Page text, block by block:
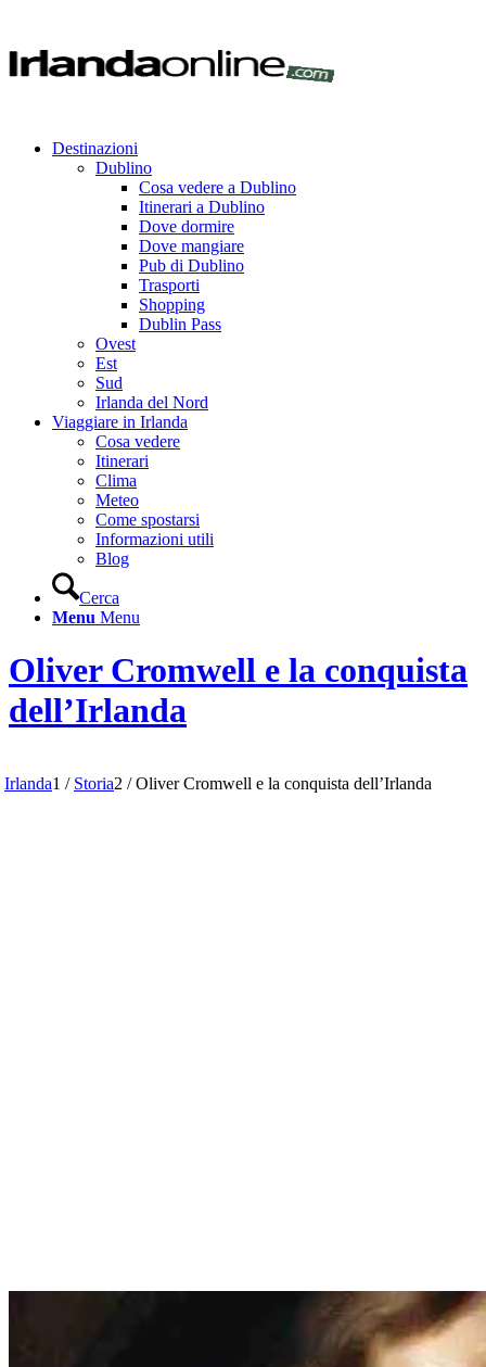
Destinazioni
Dublino
Cosa vedere a Dublino
Itinerari a Dublino
Dove dormire
Dove mangiare
Pub di Dublino
Trasporti
Shopping
Dublin Pass
Ovest
Est
Sud
Irlanda del Nord
Viaggiare in Irlanda
Cosa vedere
Itinerari
Clima
Meteo
Come spostarsi
Informazioni utili
Blog
Cerca
Menu Menu
Oliver Cromwell e la conquista
dell’Irlanda
Irlanda1 / Storia2 / Oliver Cromwell e la conquista dell’Irlanda